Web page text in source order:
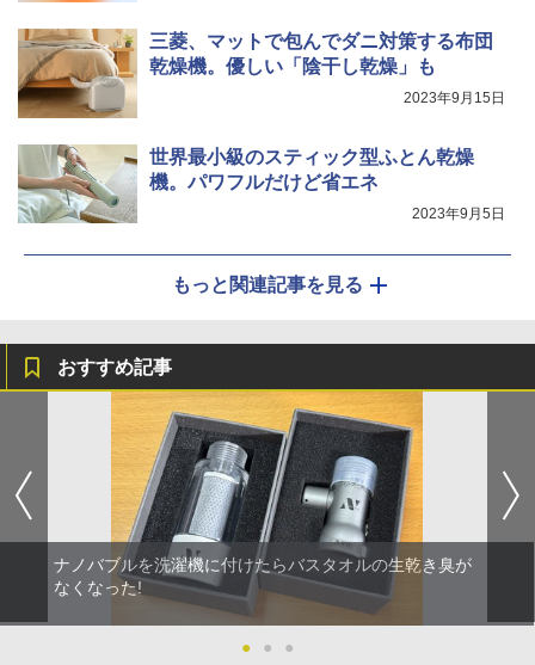
三菱、マットで包んでダニ対策する布団
乾燥機。優しい「陰干し乾燥」も
2023年9月15日
世界最小級のスティック型ふとん乾燥
機。パワフルだけど省エネ
2023年9月5日
もっと関連記事を見る
おすすめ記事
ナノバブルを洗濯機に付けたらバスタオルの生乾き臭が
なくなった!
● ● ●